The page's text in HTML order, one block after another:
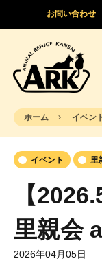
お問い合わせ
ホーム イベン
イベント 里
【
里親会
2026年04月05日